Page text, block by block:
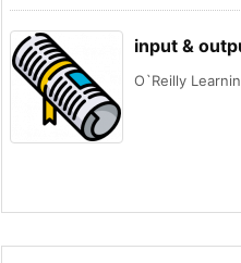
input &
O`Reilly